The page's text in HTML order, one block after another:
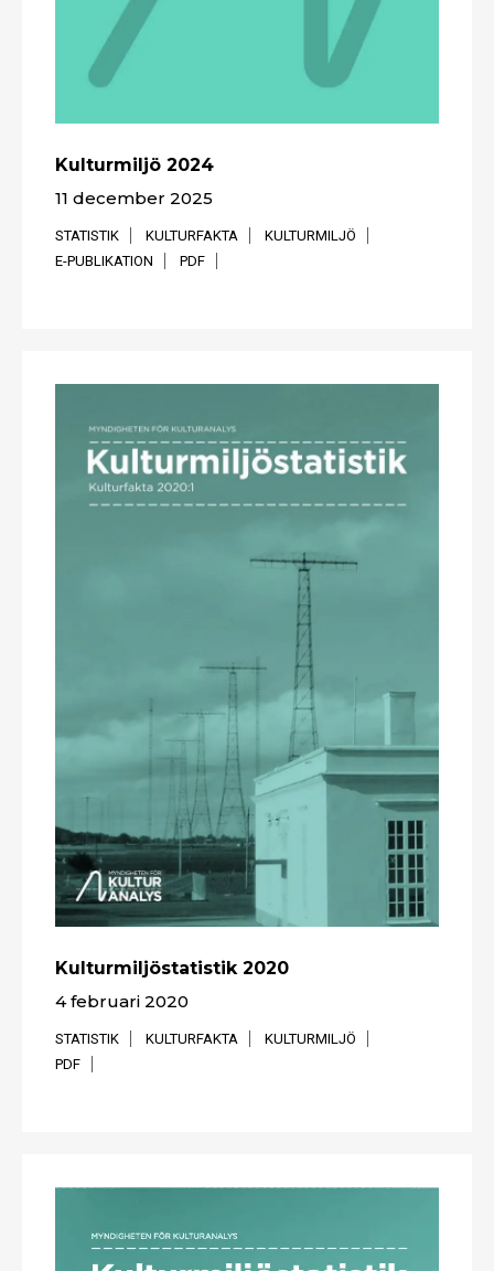
Kulturmiljö 2024
11 december 2025
STATISTIK KULTURFAKTA
KULTURMILJÖ
E-PUBLIKATION
PDF
Kulturmiljöstatistik 2020
4 februari 2020
STATISTIK KULTURFAKTA
KULTURMILJÖ
PDF